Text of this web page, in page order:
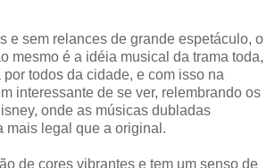
e sem relances de grande espetáculo, o
mesmo é a idéia musical da trama toda,
todos da cidade, e com isso na
interessante de se ver, relembrando os
onde as músicas dubladas
mais legal que a original.
de cores vibrantes e tem um senso de